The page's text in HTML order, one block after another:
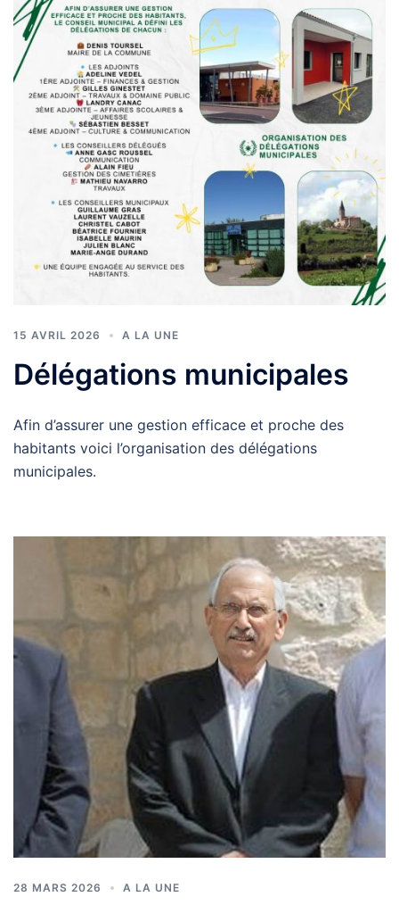
15 AVRIL 2026 A LA UNE
Délégations municipales
Afin d’assurer une gestion efficace et proche des
habitants voici l’organisation des délégations
municipales.
28 MARS 2026 A LA UNE